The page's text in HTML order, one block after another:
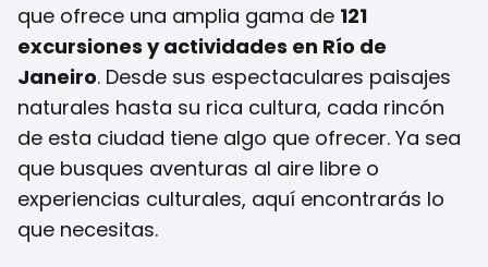
que ofrece una amplia gama de 121
excursiones y actividades en Río de
Janeiro. Desde sus espectaculares paisajes
naturales hasta su rica cultura, cada rincón
de esta ciudad tiene algo que ofrecer. Ya sea
que busques aventuras al aire libre o
experiencias culturales, aquí encontrarás lo
que necesitas.